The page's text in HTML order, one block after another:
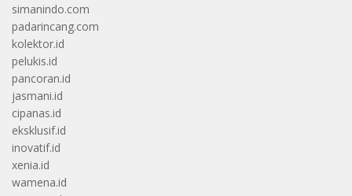
simanindo.com
padarincang.com
kolektor.id
pelukis.id
pancoran.id
jasmani.id
cipanas.id
eksklusif.id
inovatif.id
xenia.id
wamena.id